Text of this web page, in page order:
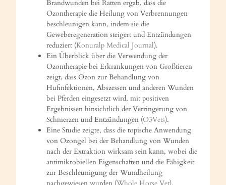
Brandwunden bei Ratten ergab, dass die
Ozontherapie die Heilung von Verbrennungen
beschleunigen kann, indem sie die
Geweberegeneration steigert und Entzündungen
reduziert (Konuralp Medical Journal).
Ein Überblick über die Verwendung der
Ozontherapie bei Erkrankungen von Großtieren
zeigt, dass Ozon zur Behandlung von
Hufinfektionen, Abszessen und anderen Wunden
bei Pferden eingesetzt wird, mit positiven
Ergebnissen hinsichtlich der Verringerung von
Schmerzen und Entzündungen (O3Vets).
Eine Studie zeigte, dass die topische Anwendung
von Ozongel bei der Behandlung von Wunden
nach der Extraktion wirksam sein kann, wobei die
antimikrobiellen Eigenschaften und die Fähigkeit
zur Beschleunigung der Wundheilung
nachgewiesen wurden (Whole Horse Vet).